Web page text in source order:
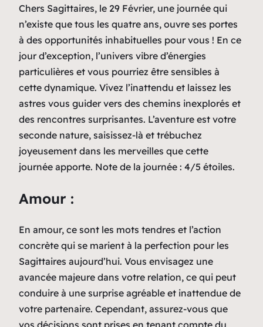
Chers Sagittaires, le 29 Février, une journée qui
n’existe que tous les quatre ans, ouvre ses portes
à des opportunités inhabituelles pour vous ! En ce
jour d’exception, l’univers vibre d’énergies
particulières et vous pourriez être sensibles à
cette dynamique. Vivez l’inattendu et laissez les
astres vous guider vers des chemins inexplorés et
des rencontres surprisantes. L’aventure est votre
seconde nature, saisissez-là et trébuchez
joyeusement dans les merveilles que cette
journée apporte. Note de la journée : 4/5 étoiles.
Amour :
En amour, ce sont les mots tendres et l’action
concrète qui se marient à la perfection pour les
Sagittaires aujourd’hui. Vous envisagez une
avancée majeure dans votre relation, ce qui peut
conduire à une surprise agréable et inattendue de
votre partenaire. Cependant, assurez-vous que
vos décisions sont prises en tenant compte du